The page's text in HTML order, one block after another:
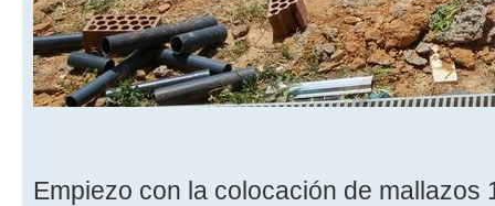
Empiezo con la colocación de mallazos